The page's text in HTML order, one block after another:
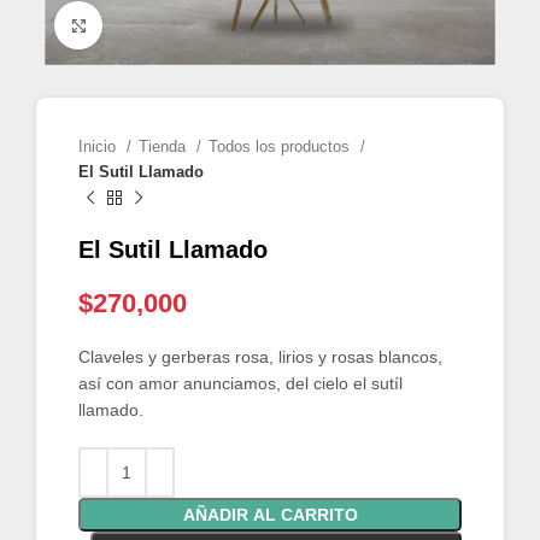
Click para agrandar
Inicio Tienda
Todos los productos
El Sutil Llamado
El Sutil Llamado
$270,000
Claveles y gerberas rosa, lirios y rosas blancos,
así con amor anunciamos, del cielo el sutíl
llamado.
AÑADIR AL CARRITO